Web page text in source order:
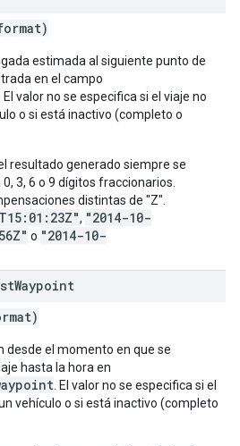
estimada al siguiente punto de
en el campo
El valor no se especifica si el viaje no
o si está inactivo (completo o
resultado generado siempre se
3, 6 o 9 dígitos fraccionarios.
distintas de "Z".
, "2014-10-
o "2014-10-
Waypoint
desde el momento en que se
hasta la hora en
. El valor no se especifica si el
vehículo o si está inactivo (completo